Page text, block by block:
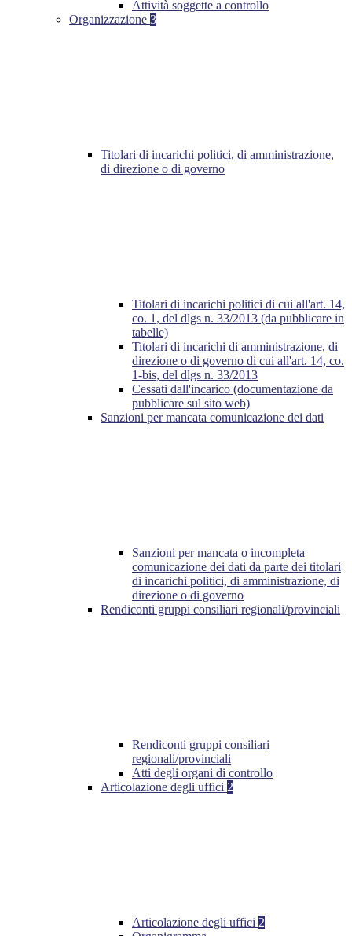
Attività soggette a controllo
Organizzazione 3
Titolari di incarichi politici, di amministrazione,
di direzione o di governo
Titolari di incarichi politici di cui all'art. 14,
co. 1, del dlgs n. 33/2013 (da pubblicare in
tabelle)
Titolari di incarichi di amministrazione, di
direzione o di governo di cui all'art. 14, co.
1-bis, del dlgs n. 33/2013
Cessati dall'incarico (documentazione da
pubblicare sul sito web)
Sanzioni per mancata comunicazione dei dati
Sanzioni per mancata o incompleta
comunicazione dei dati da parte dei titolari
di incarichi politici, di amministrazione, di
direzione o di governo
Rendiconti gruppi consiliari regionali/provinciali
Rendiconti gruppi consiliari
regionali/provinciali
Atti degli organi di controllo
Articolazione degli uffici 2
Articolazione degli uffici 2